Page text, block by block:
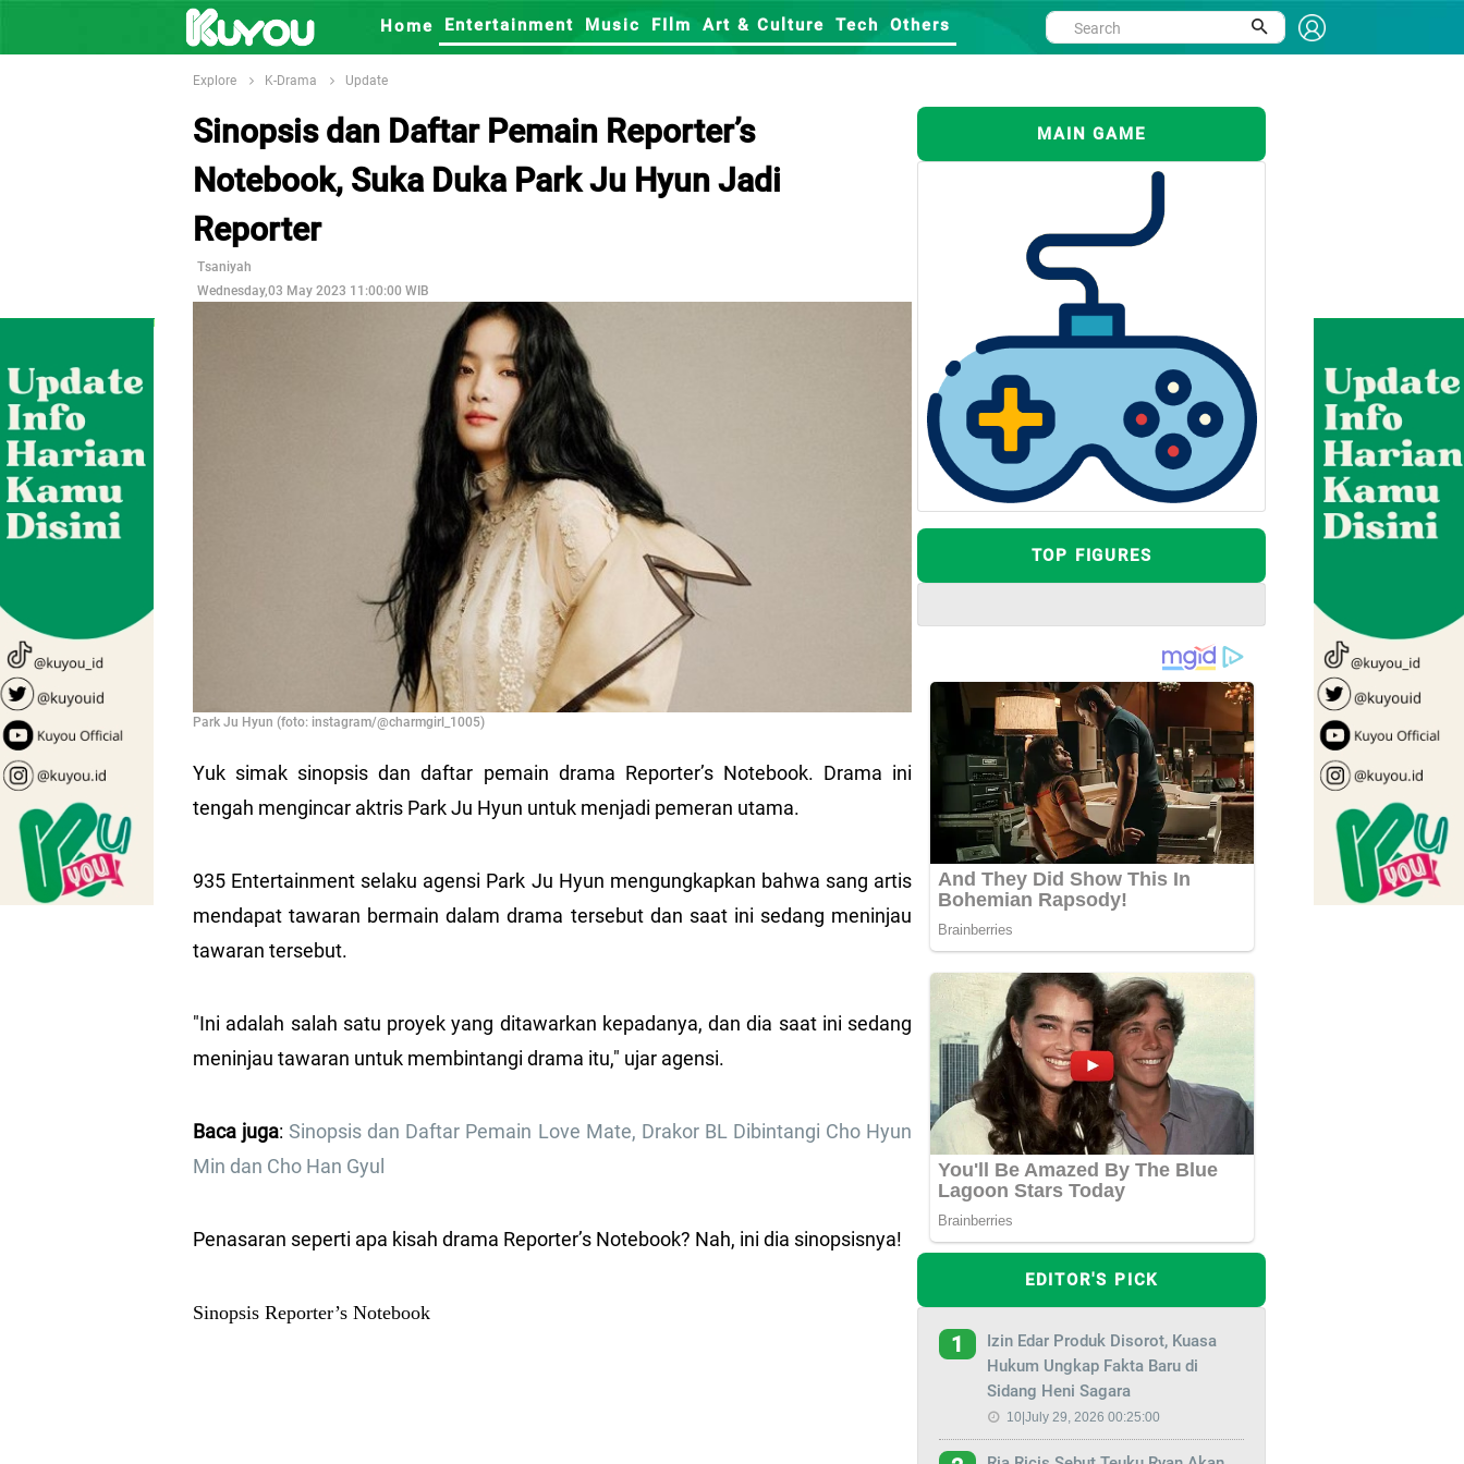
Home Entertainment Music FIlm Art & Culture Tech Others
Explore K-Drama Update
Sinopsis dan Daftar Pemain Reporter’s
Notebook, Suka Duka Park Ju Hyun Jadi
Reporter
Tsaniyah
Wednesday,03 May 2023 11:00:00 WIB
Park Ju Hyun (foto: instagram/@charmgirl_1005)
Yuk simak sinopsis dan daftar pemain drama Reporter’s Notebook. Drama ini
tengah mengincar aktris Park Ju Hyun untuk menjadi pemeran utama.
935 Entertainment selaku agensi Park Ju Hyun mengungkapkan bahwa sang artis
mendapat tawaran bermain dalam drama tersebut dan saat ini sedang meninjau
tawaran tersebut.
"Ini adalah salah satu proyek yang ditawarkan kepadanya, dan dia saat ini sedang
meninjau tawaran untuk membintangi drama itu," ujar agensi.
Baca juga:Sinopsis dan Daftar Pemain Love Mate, Drakor BL Dibintangi Cho Hyun
Min dan Cho Han Gyul
Penasaran seperti apa kisah drama Reporter’s Notebook? Nah, ini dia sinopsisnya!
Sinopsis Reporter’s Notebook
MAIN GAME
TOP FIGURES
EDITOR'S PICK
1
Izin Edar Produk Disorot, Kuasa
Hukum Ungkap Fakta Baru di
Sidang Heni Sagara
10|July 29, 2026 00:25:00